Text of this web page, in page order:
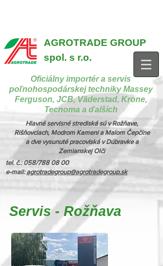
AGROTRADE GROUP
spol. s r.o.
Oficiálny importér a servis
poľnohospodárskej techniky Massey
Ferguson, JCB, Väderstad, Krone,
Tecnoma a ďalších
Hlavné servisné strediská sú v Rožňave,
Rišňovciach, Modrom Kameni a Malom Čepčíne
a dve vysunuté pracoviská v Dúbravke a
Zemianskej Olči
tel. č.: 058/788 08 00
e-mail: agrotradegroup@agrotradegroup.sk
Servis - Rožňava